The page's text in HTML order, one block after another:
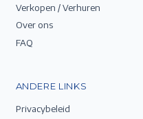
Verkopen / Verhuren
Over ons
FAQ
ANDERE LINKS
Privacybeleid